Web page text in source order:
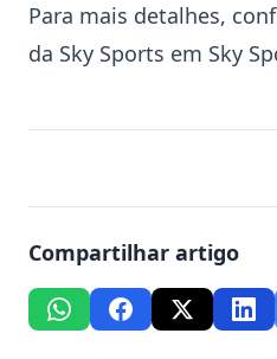
Para mais detalhes,
da Sky Sports em Sky
Compartilhar artigo